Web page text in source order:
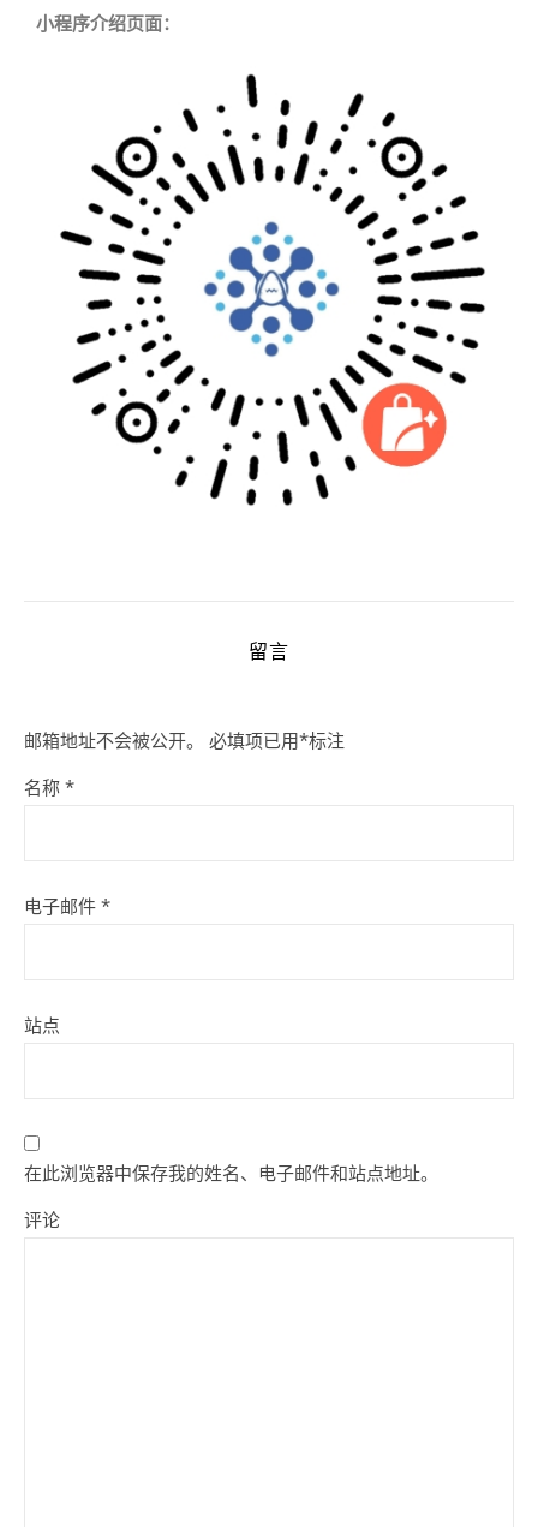
小程序介绍页面：
留言
邮箱地址不会被公开。 必填项已用*标注
名称 *
电子邮件 *
站点
在此浏览器中保存我的姓名、电子邮件和站点地址。
评论